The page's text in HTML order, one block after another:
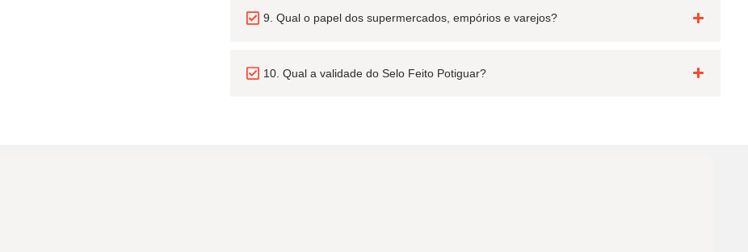
9. Qual o papel dos supermercados, empórios e varejos?
10. Qual a validade do Selo Feito Potiguar?